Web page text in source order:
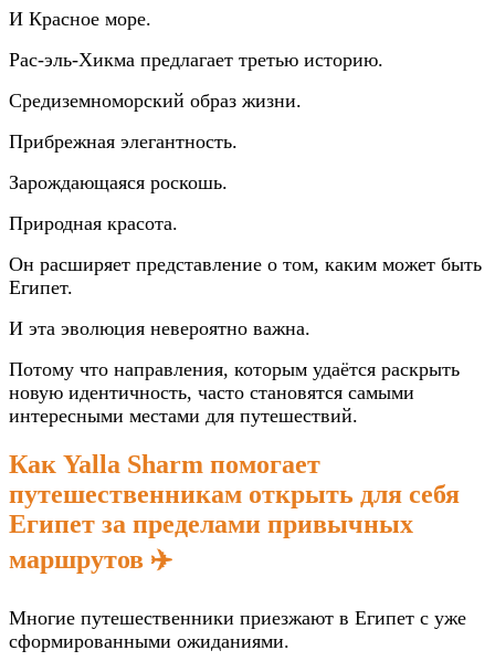
И Красное море.
Рас-эль-Хикма предлагает третью историю.
Средиземноморский образ жизни.
Прибрежная элегантность.
Зарождающаяся роскошь.
Природная красота.
Он расширяет представление о том, каким может быть
Египет.
И эта эволюция невероятно важна.
Потому что направления, которым удаётся раскрыть
новую идентичность, часто становятся самыми
интересными местами для путешествий.
Как Yalla Sharm помогает
путешественникам открыть для себя
Египет за пределами привычных
маршрутов ✈️
Многие путешественники приезжают в Египет с уже
сформированными ожиданиями.